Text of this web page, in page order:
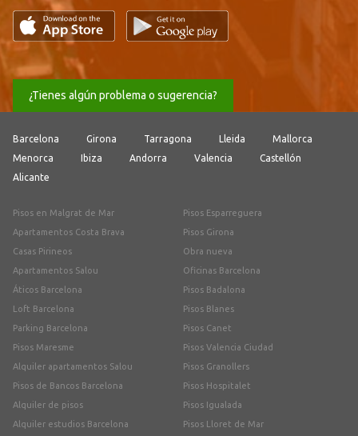
¿Tienes algún problema o sugerencia?
Barcelona Girona Tarragona Lleida
Mallorca
Menorca
Ibiza Andorra Valencia
Castellón
Alicante
Pisos en Malgrat de Mar
Apartamentos Costa Brava
Casas Pirineos
Apartamentos Salou
Áticos Barcelona
Loft Barcelona
Parking Barcelona
Pisos Maresme
Alquiler apartamentos Salou
Pisos de Bancos Barcelona
Alquiler de pisos
Alquiler estudios Barcelona
Pisos Esparreguera
Pisos Girona
Obra nueva
Oficinas Barcelona
Pisos Badalona
Pisos Blanes
Pisos Canet
Pisos Valencia Ciudad
Pisos Granollers
Pisos Hospitalet
Pisos Igualada
Pisos Lloret de Mar